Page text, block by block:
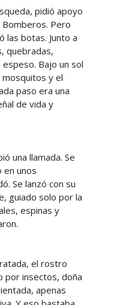
pidió apoyo
Bomberos. Pero
las botas. Junto a
quebradas,
Bajo un sol
y el
paso era una
de vida y
una llamada. Se
en unos
Se lanzó con su
guiado solo por la
espinas y
el rostro
por insectos, doña
apenas